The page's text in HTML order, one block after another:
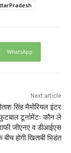
WhatsApp
Next article
सिंह मैमोरियल इंटर
टूर्नामेंटः कौन ले
जीएनए व डीआईएस
बीच होगी खिताबी भिडंत